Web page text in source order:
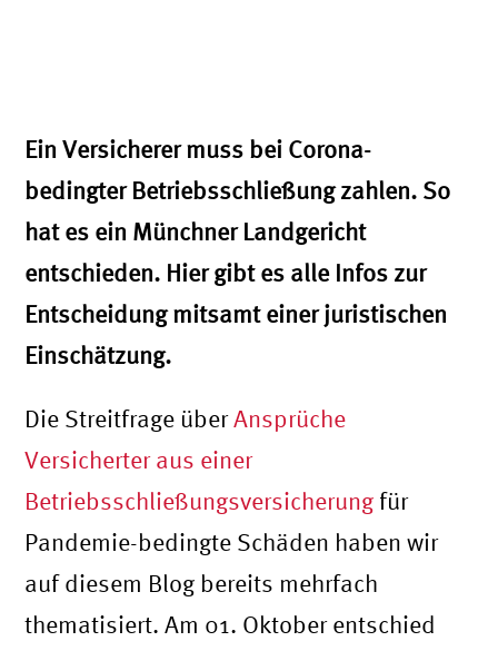
Ein Versicherer muss bei Corona-
bedingter Betriebsschließung zahlen. So
hat es ein Münchner Landgericht
entschieden. Hier gibt es alle Infos zur
Entscheidung mitsamt einer juristischen
Einschätzung.
Die Streitfrage überAnsprüche
Versicherter aus einer
Betriebsschließungsversicherung für
Pandemie-bedingte Schäden haben wir
auf diesem Blog bereits mehrfach
thematisiert. Am 01. Oktober entschied